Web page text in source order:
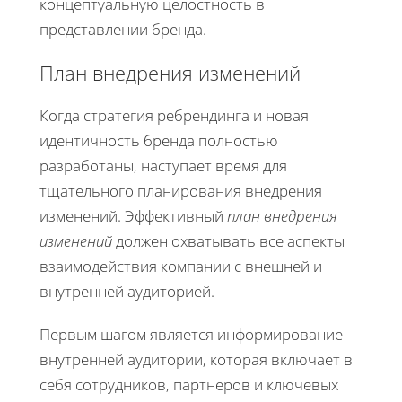
представлении бренда.
План внедрения изменений
Когда стратегия ребрендинга и новая
идентичность бренда полностью
разработаны, наступает время для
тщательного планирования внедрения
изменений. Эффективный план внедрения
измененийдолжен охватывать все аспекты
взаимодействия компании с внешней и
внутренней аудиторией.
Первым шагом является информирование
внутренней аудитории, которая включает в
себя сотрудников, партнеров и ключевых